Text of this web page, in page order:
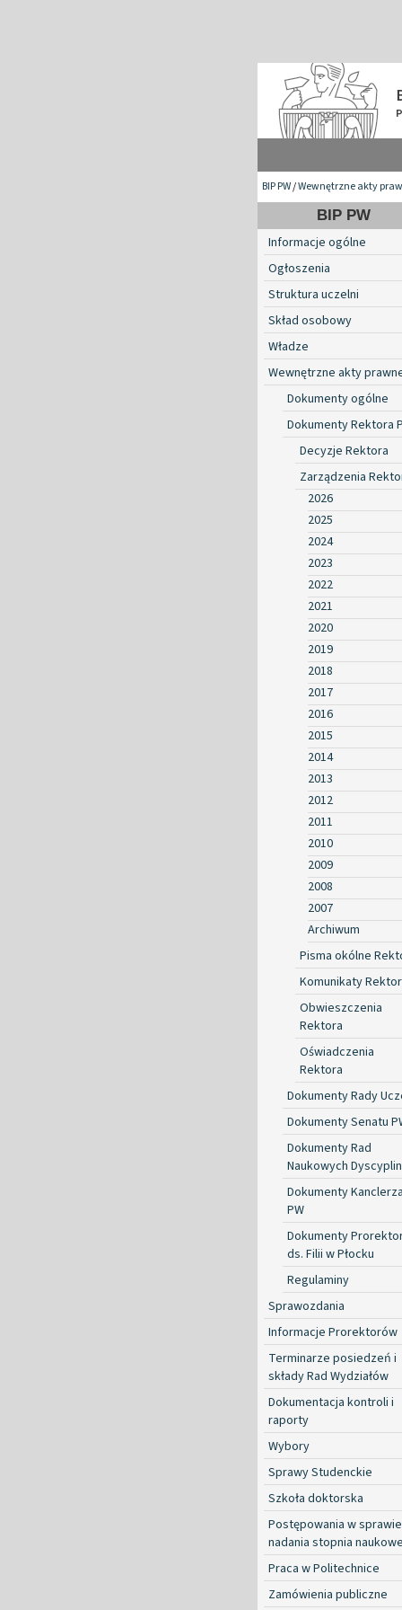
BIP PW/Wewnętrzne akty
BIP PW
Informacje ogólne
Ogłoszenia
Struktura uczelni
Skład osobowy
Władze
Wewnętrzne akty
Dokumenty ogólne
Dokumenty Rektora
Decyzje Rektora
Zarządzenia
2026
2025
2024
2023
2022
2021
2020
2019
2018
2017
2016
2015
2014
2013
2012
2011
2010
2009
2008
2007
Archiwum
Pisma okólne
Komunikaty
Obwieszczenia
Rektora
Oświadczenia
Rektora
Dokumenty Rady
Dokumenty Senatu
Dokumenty Rad
Naukowych Dyscyplin
Dokumenty Kanclerza
PW
Dokumenty
ds. Filii w Płocku
Regulaminy
Sprawozdania
Informacje Prorektorów
Terminarze posiedzeń i
składy Rad Wydziałów
Dokumentacja kontroli i
raporty
Wybory
Sprawy Studenckie
Szkoła doktorska
Postępowania w sprawie
nadania stopnia
Praca w Politechnice
Zamówienia publiczne